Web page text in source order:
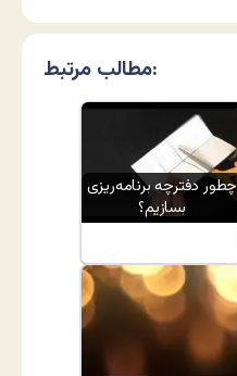
مطالب مرتبط:
چطور دفترچه برنامه‌ریزی
بسازیم؟